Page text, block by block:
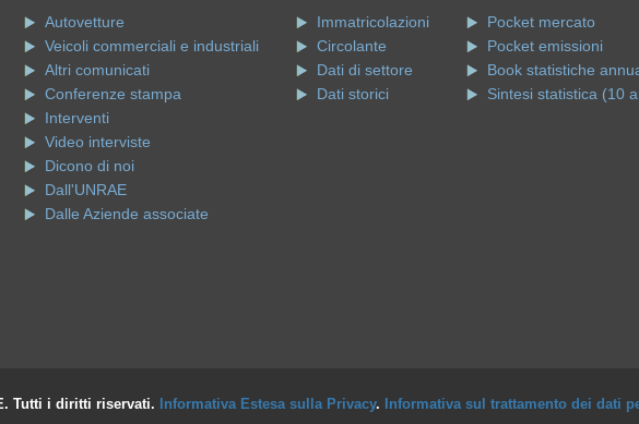
Autovetture
Veicoli commerciali e industriali
Altri comunicati
Conferenze stampa
Interventi
Video interviste
Dicono di noi
Dall'UNRAE
Dalle Aziende associate
Immatricolazioni
Circolante
Dati di settore
Dati storici
Pocket mercato
Pocket emissioni
Book statistiche
Sintesi statistica (10
Tutti i diritti riservati. Informativa Estesa sulla Privacy. Informativa sul trattamento dei dati